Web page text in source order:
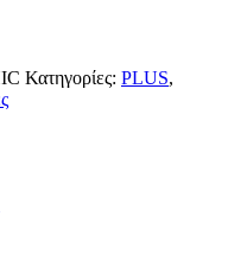
Κατηγορίες: PLUS,